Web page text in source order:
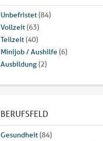
Unbefristet(84)
Vollzeit(63)
Teilzeit(40)
Minijob / Aushilfe (6)
Ausbildung(2)
BERUFSFELD
Gesundheit(84)